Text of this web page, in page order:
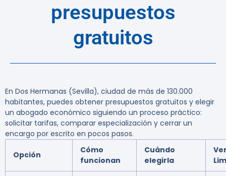
presupuestos
gratuitos
En Dos Hermanas (Sevilla), ciudad de más de 130.000
habitantes, puedes obtener presupuestos gratuitos y elegir
un abogado económico siguiendo un proceso práctico:
solicitar tarifas, comparar especialización y cerrar un
encargo por escrito en pocos pasos.
Opción
Cómo
funcionan
Cuándo
elegirla